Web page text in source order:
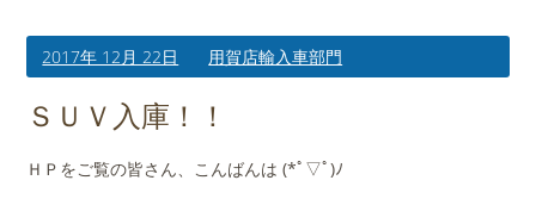
買取査定のご案内
会社概要
2017年 12月 22日 用賀店輸入車部門
ＳＵＶ入庫！！
ＨＰをご覧の皆さん、こんばんは (*ﾟ▽ﾟ)ﾉ